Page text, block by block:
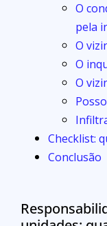
O
pela
O
O
O
Checklist:
Conclusão